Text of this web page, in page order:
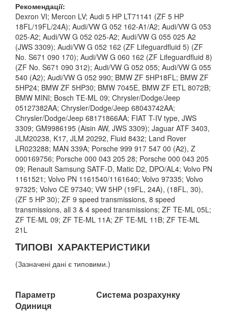
Рекомендації:
Dexron VI; Mercon LV; Audi 5 HP LT71141 (ZF 5 HP
18FL/19FL/24A); Audi/VW G 052 162-A1/A2; Audi/VW G 053
025-A2; Audi/VW G 052 025-A2; Audi/VW G 055 025 A2
(JWS 3309); Audi/VW G 052 162 (ZF Lifeguardfluid 5) (ZF
No. S671 090 170); Audi/VW G 060 162 (ZF Lifeguardfluid 8)
(ZF No. S671 090 312); Audi/VW G 052 055; Audi/VW G 055
540 (A2); Audi/VW G 052 990; BMW ZF 5HP18FL; BMW ZF
5HP24; BMW ZF 5HP30; BMW 7045E, BMW ZF ETL 8072B;
BMW MINI; Bosch TE-ML 09; Chrysler/Dodge/Jeep
05127382AA; Chrysler/Dodge/Jeep 68043742AA;
Chrysler/Dodge/Jeep 68171866AA; FIAT T-IV type, JWS
3309; GM9986195 (Aisin AW, JWS 3309); Jaguar ATF 3403,
JLM20238, K17, JLM 20292, Fluid 8432; Land Rover
LR023288; MAN 339A; Porsche 999 917 547 00 (A2), Z
000169756; Porsche 000 043 205 28; Porsche 000 043 205
09; Renault Samsung SATF-D, Matic D2, DPO/AL4; Volvo PN
1161521; Volvo PN 1161540/1161640; Volvo 97335; Volvo
97325; Volvo CE 97340; VW 5HP (19FL, 24A), (18FL, 30),
(ZF 5 HP 30); ZF 9 speed transmissions, 8 speed
transmissions, all 3 & 4 speed transmissions; ZF TE-ML 05L;
ZF TE-ML 09; ZF TE-ML 11A; ZF TE-ML 11B; ZF TE-ML
21L
TИПОВІ ХАРАКТЕРИСТИКИ
(Зазначені дані є типовими.)
Параметр Система розрахунку
Одиниця